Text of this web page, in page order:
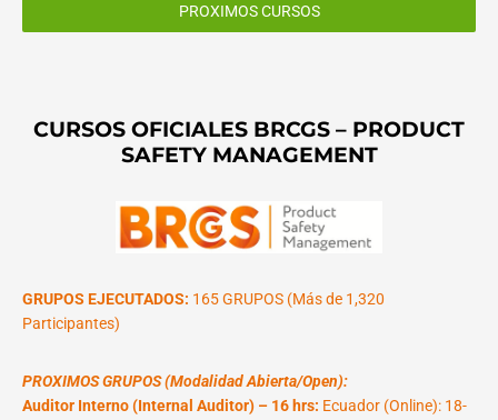
PROXIMOS CURSOS
CURSOS OFICIALES BRCGS – PRODUCT
SAFETY MANAGEMENT
GRUPOS EJECUTADOS: 165 GRUPOS (Más de 1,320
Participantes)
PROXIMOS GRUPOS (Modalidad Abierta/Open):
Auditor Interno (Internal Auditor) – 16 hrs: Ecuador (Online): 18-